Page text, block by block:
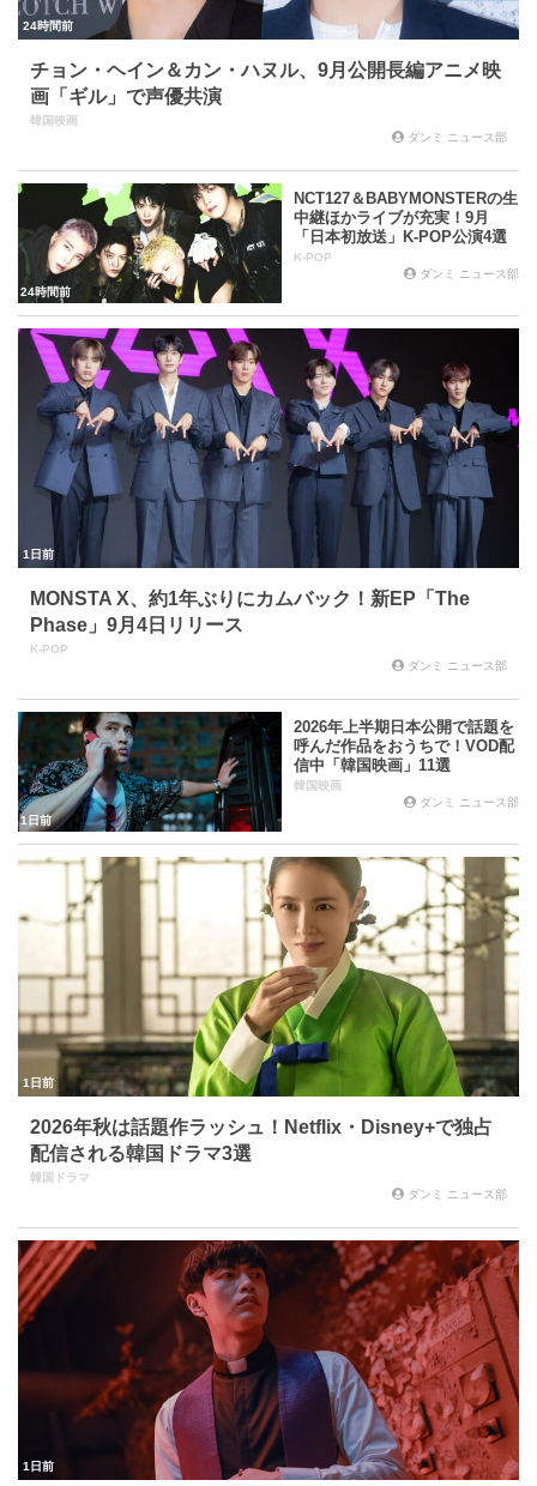
24時間前
チョン・ヘイン＆カン・ハヌル、9月公開長編アニメ映
画「ギル」で声優共演
韓国映画
ダンミ ニュース部
24時間前
NCT127＆BABYMONSTERの生
中継ほかライブが充実！9月
「日本初放送」K-POP公演4選
K-POP
ダンミ ニュース部
1日前
MONSTA X、約1年ぶりにカムバック！新EP「The
Phase」9月4日リリース
K-POP
ダンミ ニュース部
1日前
2026年上半期日本公開で話題を
呼んだ作品をおうちで！VOD配
信中「韓国映画」11選
韓国映画
ダンミ ニュース部
1日前
2026年秋は話題作ラッシュ！Netflix・Disney+で独占
配信される韓国ドラマ3選
韓国ドラマ
ダンミ ニュース部
1日前